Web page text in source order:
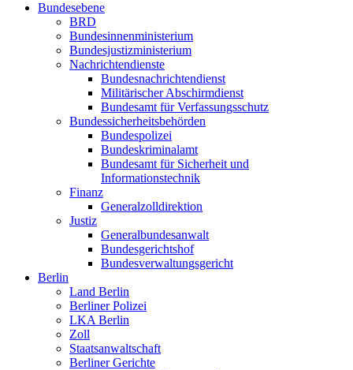
Bundesebene
BRD
Bundesinnenministerium
Bundesjustizministerium
Nachrichtendienste
Bundesnachrichtendienst
Militärischer Abschirmdienst
Bundesamt für Verfassungsschutz
Bundessicherheitsbehörden
Bundespolizei
Bundeskriminalamt
Bundesamt für Sicherheit und
Informationstechnik
Finanz
Generalzolldirektion
Justiz
Generalbundesanwalt
Bundesgerichtshof
Bundesverwaltungsgericht
Berlin
Land Berlin
Berliner Polizei
LKA Berlin
Zoll
Staatsanwaltschaft
Berliner Gerichte